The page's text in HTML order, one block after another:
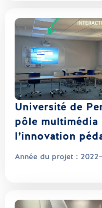
Université de
pôle multimédia
l’innovation
Année du projet :